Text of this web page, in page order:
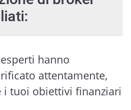
hanno
attentamente,
i tuoi obiettivi finanziari